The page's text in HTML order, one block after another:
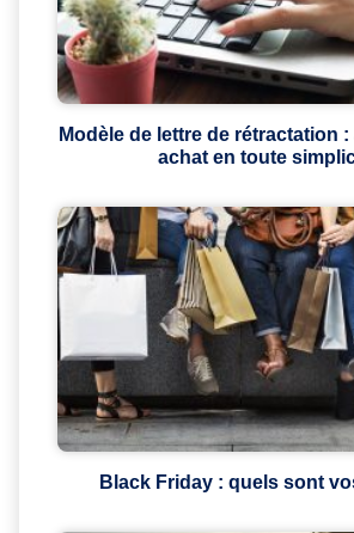
Modèle de lettre de rétractation
achat en toute
Black Friday : quels sont